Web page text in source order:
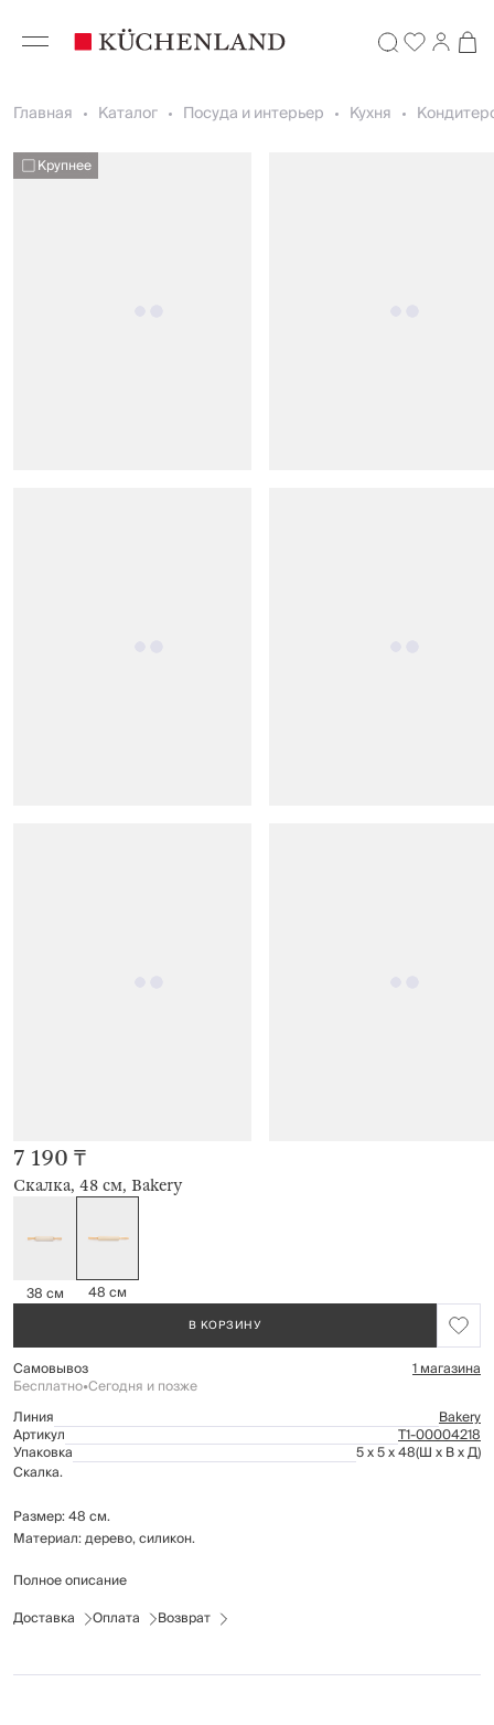
Главная Каталог Посуда и интерьер Кухня
Крупнее
Скалка, 48 см, Bakery
7 190 ₸
38 см 48 см
В КОРЗИНУ
Самовывоз 1 магазина
Бесплатно•Сегодня и позже
Линия
Bakery
Артикул Т1-00004218
Упаковка 5 x 5 x 48(Ш x В x Д)
Скалка.
Размер: 48 см.
Материал: дерево, силикон.
Рекомендуется мыть вручную с применением мягких моющих средств.
губки.
Полное описание
Доставка
Оплата Возврат